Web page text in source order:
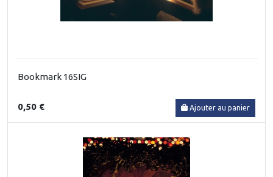
Bookmark 16SIG
0,50 € Ajouter au panier